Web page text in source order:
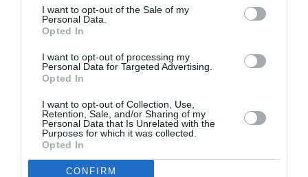
I want to opt-out of the Sale of my
Personal Data.
Opted In
I want to opt-out of processing my
Personal Data for Targeted Advertising.
Opted In
I want to opt-out of Collection, Use,
Retention, Sale, and/or Sharing of my
Personal Data that Is Unrelated with the
Purposes for which it was collected.
Opted In
CONFIRM
citadelles les plus importantes d’Afrique. Kinshasa
est aussi l’une des villes les plus chaotiques du
monde.
L’histoire de la République Démocratique du Congo se
constitue de plusieurs périodes de répression: depuis
le 19ème siècle jusqu’en 1960, la région était